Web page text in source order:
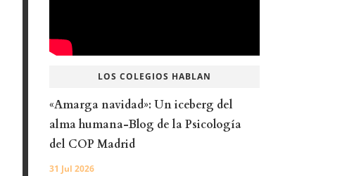
LOS COLEGIOS HABLAN
«Amarga navidad»: Un iceberg del
alma humana-Blog de la Psicología
del COP Madrid
31 Jul 2026